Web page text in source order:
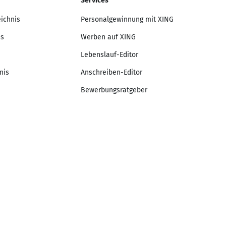
Personalgewinnung mit XING
Werben auf XING
Lebenslauf-Editor
Anschreiben-Editor
Bewerbungsratgeber